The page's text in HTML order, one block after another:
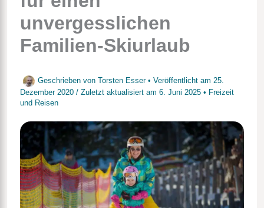
unvergesslichen
Familien-Skiurlaub
Geschrieben von Torsten Esser • Veröffentlicht am 25.
Dezember 2020 / Zuletzt aktualisiert am 6. Juni 2025• Freizeit
und Reisen